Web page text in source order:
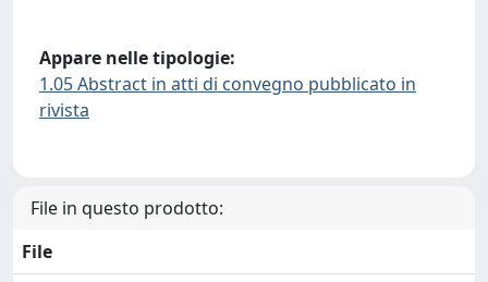
Appare nelle tipologie:
1.05 Abstract in atti di convegno pubblicato in
rivista
File in questo prodotto:
File